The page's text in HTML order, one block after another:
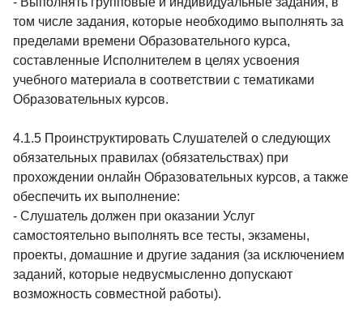
том числе задания, которые необходимо выполнять за
пределами времени Образовательного курса,
составленные Исполнителем в целях усвоения
учебного материала в соответствии с тематиками
Образовательных курсов.
4.1.5 Проинструктировать Слушателей о следующих
обязательных правилах (обязательствах) при
прохождении онлайн Образовательных курсов, а также
обеспечить их выполнение:
- Слушатель должен при оказании Услуг
самостоятельно выполнять все тесты, экзамены,
проекты, домашние и другие задания (за исключением
заданий, которые недвусмысленно допускают
возможность совместной работы).